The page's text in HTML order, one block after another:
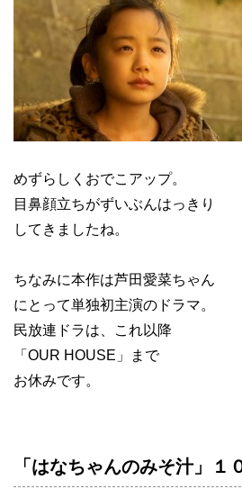
めずらしくおでこアップ。
目鼻顔立ちがずいぶんはっきり
してきましたね。
ちなみに本作は芦田愛菜ちゃん
にとって単独初主演のドラマ。
民放連ドラは、これ以降
「OUR HOUSE」まで
お休みです。
「はなちゃんのみそ汁」１